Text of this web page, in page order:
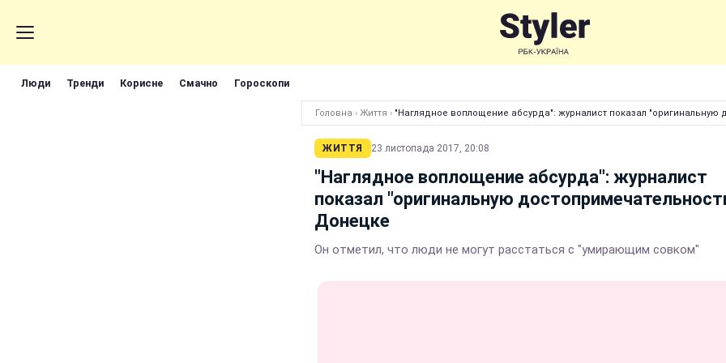
Люди Тренди Корисне Смачно Гороскопи
Головна › Життя › "Наглядное воплощение абсурда": журналист показал "оригинальную
ЖИТТЯ 23 листопада 2017, 20:08
"Наглядное воплощение абсурда": журналист
показал "оригинальную
Донецке
Он отметил, что люди не могут расстаться с "умирающим совком"